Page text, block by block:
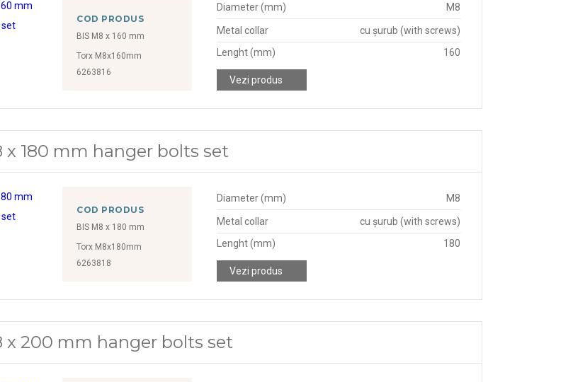
COD PRODUS
BIS M8 x 160 mm
Torx M8x160mm
6263816
Diameter (mm) M8
Metal collar
cu șurub (with screws)
Lenght (mm)
160
Vezi produs
x 180 mm hanger bolts set
COD PRODUS
BIS M8 x 180 mm
Torx M8x180mm
6263818
Diameter (mm) M8
Metal collar
cu șurub (with screws)
Lenght (mm)
180
Vezi produs
x 200 mm hanger bolts set